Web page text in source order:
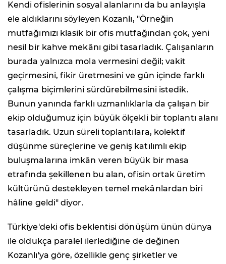
Kendi ofislerinin sosyal alanlarını da bu anlayışla
ele aldıklarını söyleyen Kozanlı, "Örneğin
mutfağımızı klasik bir ofis mutfağından çok, yeni
nesil bir kahve mekânı gibi tasarladık. Çalışanların
burada yalnızca mola vermesini değil; vakit
geçirmesini, fikir üretmesini ve gün içinde farklı
çalışma biçimlerini sürdürebilmesini istedik.
Bunun yanında farklı uzmanlıklarla da çalışan bir
ekip olduğumuz için büyük ölçekli bir toplantı alanı
tasarladık. Uzun süreli toplantılara, kolektif
düşünme süreçlerine ve geniş katılımlı ekip
buluşmalarına imkân veren büyük bir masa
etrafında şekillenen bu alan, ofisin ortak üretim
kültürünü destekleyen temel mekânlardan biri
hâline geldi" diyor.
Türkiye'deki ofis beklentisi dönüşüm ünün dünya
ile oldukça paralel ilerlediğine de değinen
Kozanlı'ya göre, özellikle genç şirketler ve